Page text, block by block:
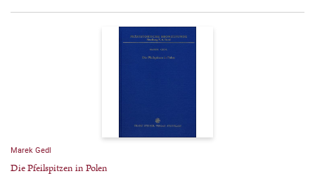
Marek Gedl
Die Pfeilspitzen in Polen